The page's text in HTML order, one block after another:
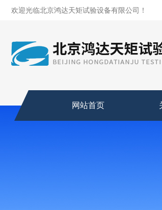
欢迎光临北京鸿达天矩试验设备有限公司！
网站首页